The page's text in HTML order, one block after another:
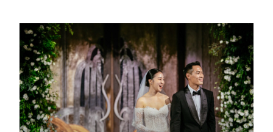
海外婚禮 Overseas
平面攝影 Photography
動態錄影 Videography
婚禮影片 Wedding MV
樂團表演 Live Band
Packages
Blog
Contact